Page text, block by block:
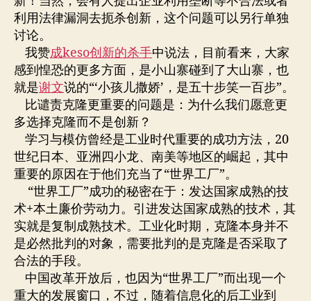
利用法律漏洞去扼杀创新，这个问题可以另行单独
讨论。
我赞成keso创新的杀手中说法，目前看来，大家
感到惶恐的更多方面，是小山寨碰到了大山寨，也
就是谢文说的“‘小孩儿撒娇’，是五十步笑一百步”。
比谴责克隆更重要的问题是：为什么我们愿意更
多选择克隆而不是创新？
学习与模仿曾经是工业时代重要的成功方法，20
世纪日本、亚洲四小龙、南美等地区的崛起，其中
重要的原因在于他们充当了“世界工厂”。
“世界工厂”成功的秘密在于：发达国家成熟的技
术+本土廉价劳动力。引进发达国家成熟的技术，其
实就是复制成熟技术。工业化时期，克隆本身并不
是必然批判的对象，需要批判的是克隆是否采取了
合法的手段。
中国改革开放后，也因为“世界工厂”而出现一个
重大的发展窗口，不过，随着信息化的后工业到